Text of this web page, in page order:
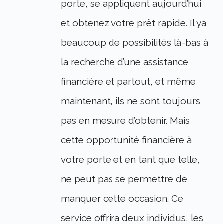
porte, se appliquent aujourd’hui
et obtenez votre prêt rapide. Il ya
beaucoup de possibilités là-bas à
la recherche d’une assistance
financière et partout, et même
maintenant, ils ne sont toujours
pas en mesure d’obtenir. Mais
cette opportunité financière à
votre porte et en tant que telle,
ne peut pas se permettre de
manquer cette occasion. Ce
service offrira deux individus, les